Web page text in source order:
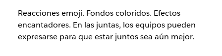
Reacciones emoji. Fondos coloridos. Efectos
encantadores. En las juntas, los equipos pueden
expresarse para que estar juntos sea aún mejor.